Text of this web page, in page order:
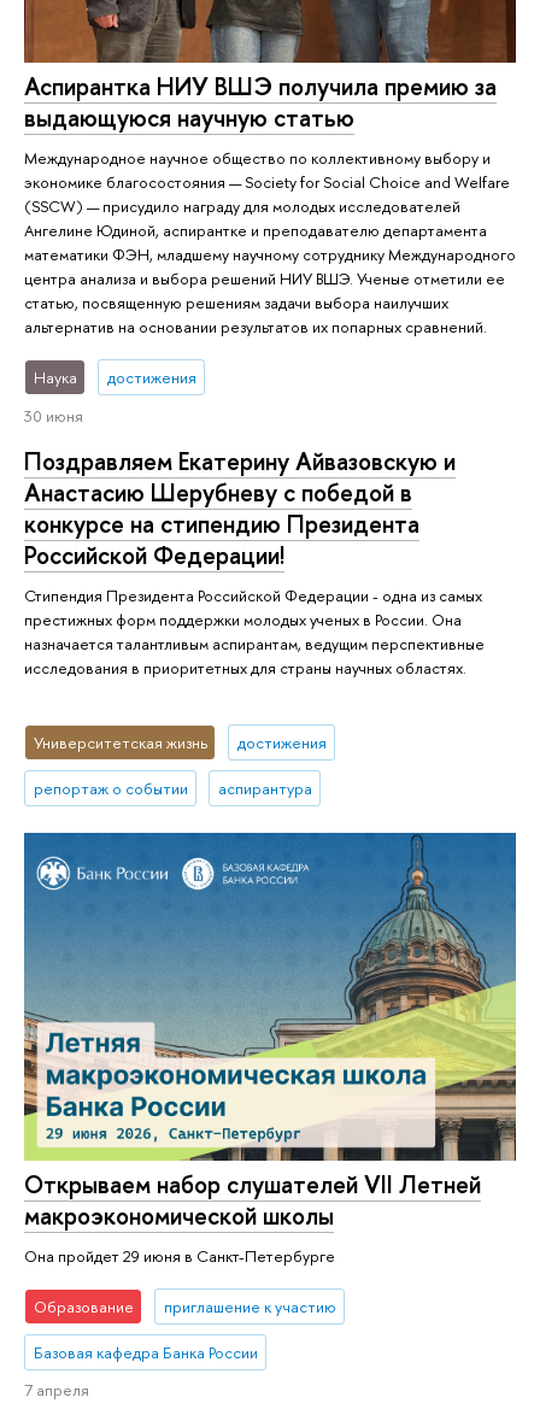
Аспирантка НИУ ВШЭ получила премию за
выдающуюся научную статью
Международное научное общество по коллективному выбору и
экономике благосостояния — Society for Social Choice and Welfare
(SSCW) — присудило награду для молодых исследователей
Ангелине Юдиной, аспирантке и преподавателю департамента
математики ФЭН, младшему научному сотруднику Международного
центра анализа и выбора решений НИУ ВШЭ. Ученые отметили ее
статью, посвященную решениям задачи выбора наилучших
альтернатив на основании результатов их попарных сравнений.
Наука
достижения
30 июня
Поздравляем Екатерину Айвазовскую и
Анастасию Шерубневу с победой в
конкурсе на стипендию Президента
Российской Федерации!
Стипендия Президента Российской Федерации - одна из самых
престижных форм поддержки молодых ученых в России. Она
назначается талантливым аспирантам, ведущим перспективные
исследования в приоритетных для страны научных областях.
Университетская жизнь достижения
репортаж о событии аспирантура
Открываем набор слушателей VII Летней
макроэкономической школы
Она пройдет 29 июня в Санкт-Петербурге
Образование приглашение к участию
Базовая кафедра Банка России
7 апреля